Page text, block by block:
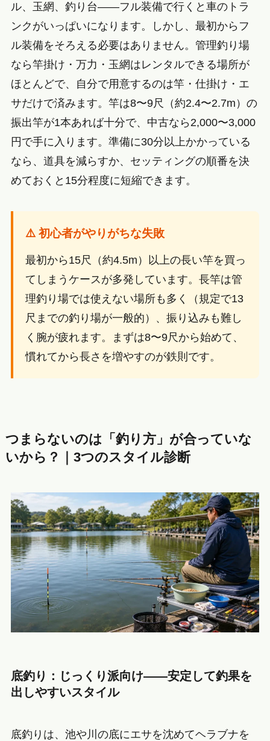
ル、玉網、釣り台——フル装備で行くと車のトラ
ンクがいっぱいになります。しかし、最初からフ
ル装備をそろえる必要はありません。管理釣り場
なら竿掛け・万力・玉網はレンタルできる場所が
ほとんどで、自分で用意するのは竿・仕掛け・エ
サだけで済みます。竿は8〜9尺（約2.4〜2.7m）の
振出竿が1本あれば十分で、中古なら2,000〜3,000
円で手に入ります。準備に30分以上かかっている
なら、道具を減らすか、セッティングの順番を決
めておくと15分程度に短縮できます。
⚠️ 初心者がやりがちな失敗
最初から15尺（約4.5m）以上の長い竿を買っ
てしまうケースが多発しています。長竿は管
理釣り場では使えない場所も多く（規定で13
尺までの釣り場が一般的）、振り込みも難し
く腕が疲れます。まずは8〜9尺から始めて、
慣れてから長さを増やすのが鉄則です。
つまらないのは「釣り方」が合っていな
いから？｜3つのスタイル診断
底釣り：じっくり派向け——安定して釣果を
出しやすいスタイル
底釣りは、池や川の底にエサを沈めてヘラブナを